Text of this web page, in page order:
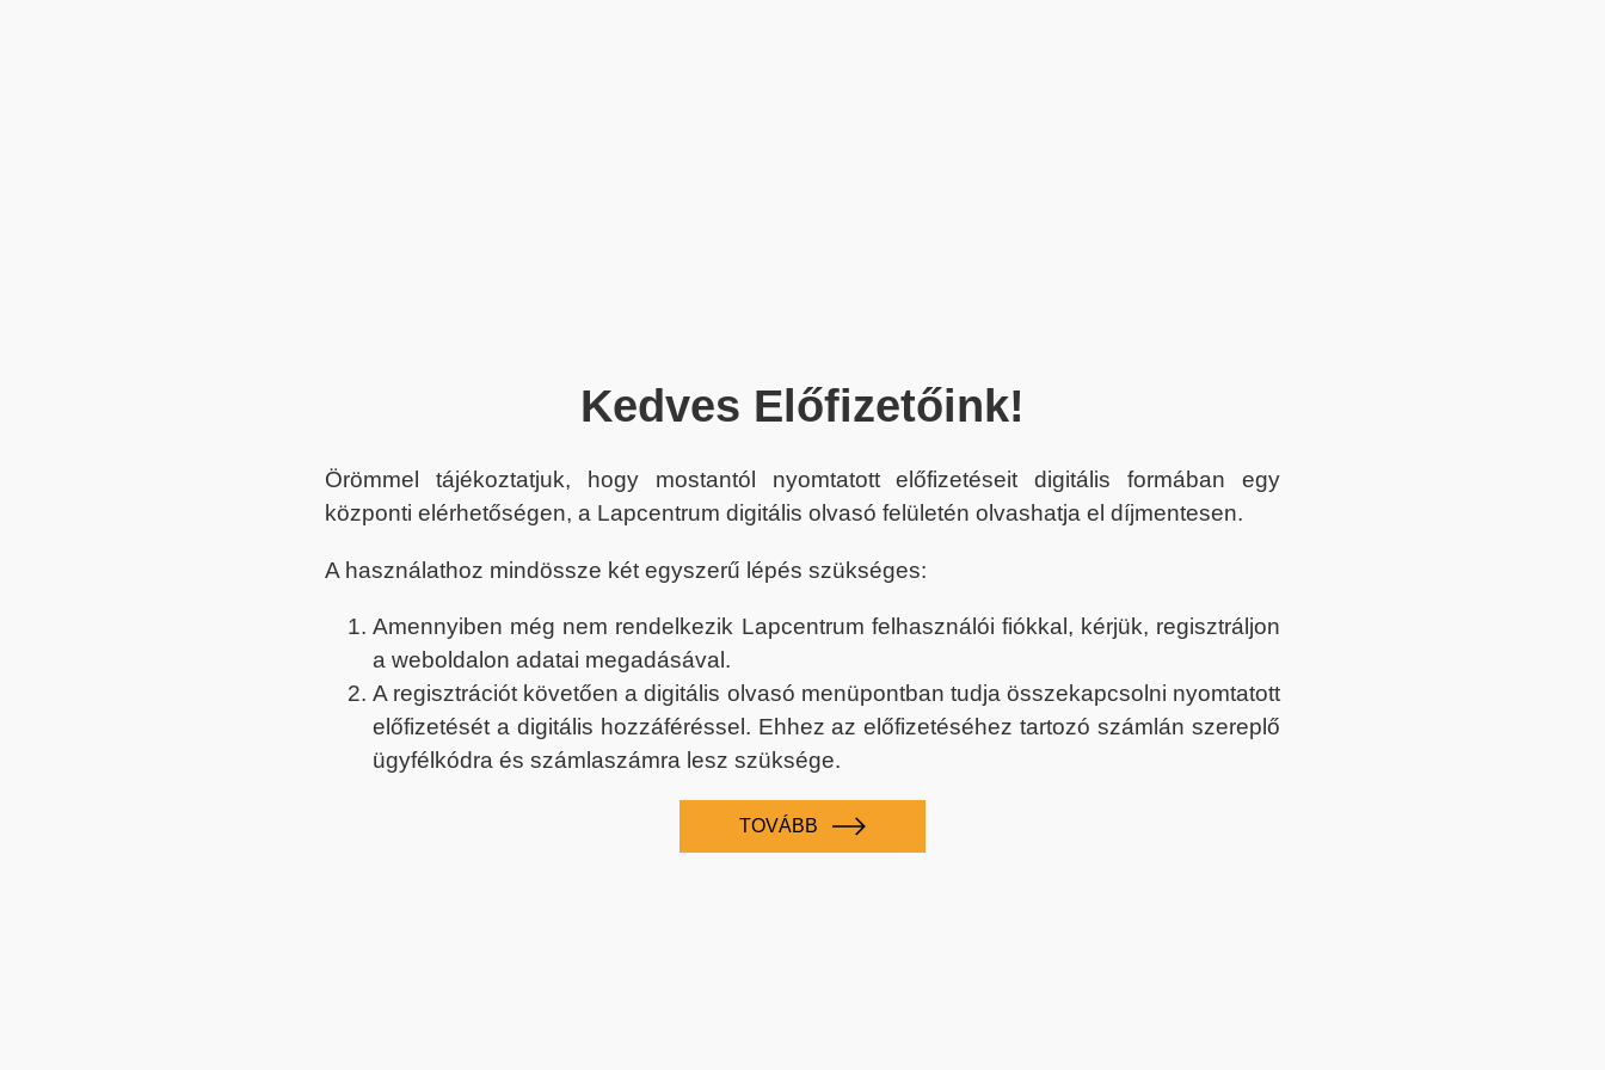
Kedves Előfizetőink!
Örömmel tájékoztatjuk, hogy mostantól nyomtatott előfizetéseit digitális formában egy
központi elérhetőségen, a Lapcentrum digitális olvasó felületén olvashatja el díjmentesen.
A használathoz mindössze két egyszerű lépés szükséges:
Amennyiben még nem rendelkezik Lapcentrum felhasználói fiókkal, kérjük, regisztráljon
a weboldalon adatai megadásával.
A regisztrációt követően a digitális olvasó menüpontban tudja összekapcsolni nyomtatott
előfizetését a digitális hozzáféréssel. Ehhez az előfizetéséhez tartozó számlán szereplő
ügyfélkódra és számlaszámra lesz szüksége.
TOVÁBB